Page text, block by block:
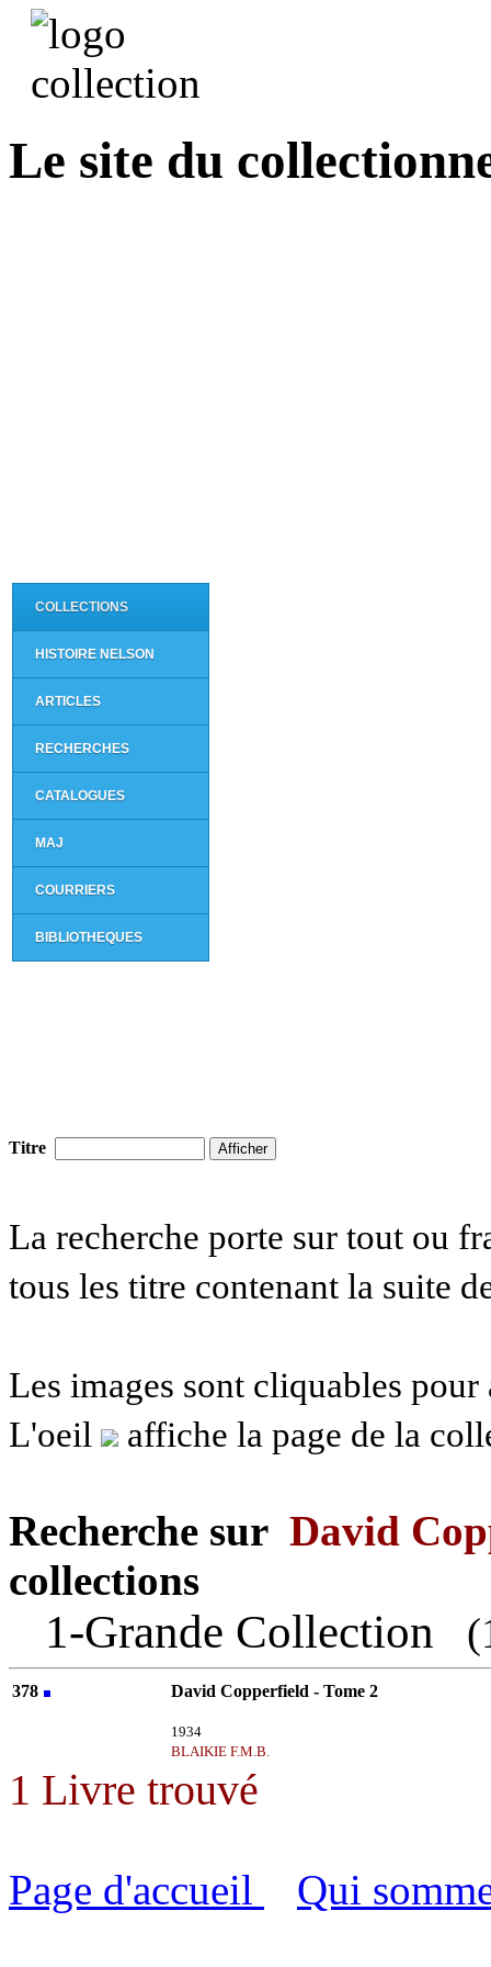
Le site du
COLLECTIONS
HISTOIRE NELSON
ARTICLES
RECHERCHES
CATALOGUES
MAJ
COURRIERS
BIBLIOTHEQUES
Titre
La recherche porte sur tout ou
tous les titre contenant la suite
Les images sont cliquables pour
L'oeil
affiche la page de la
Recherche sur David
collections
1-Grande Collection
378
David Copperfield - Tome 2
1934
BLAIKIE F.M.B.
1 Livre trouvé
Page d'accueil Qui